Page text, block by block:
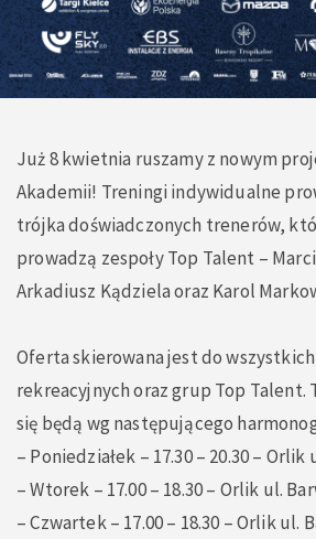
Już 8 kwietnia ruszamy z nowym
Akademii! Treningi indywidualne
trójka doświadczonych trenerów,
prowadzą zespoły Top Talent –
Arkadiusz Kądziela oraz Karol
Oferta skierowana jest do
rekreacyjnych oraz grup Top Talent.
się będą wg następującego
– Poniedziałek – 17.30 – 20.30 –
– Wtorek – 17.00 – 18.30 – Orlik ul.
– Czwartek – 17.00 – 18.30 – Orlik ul.